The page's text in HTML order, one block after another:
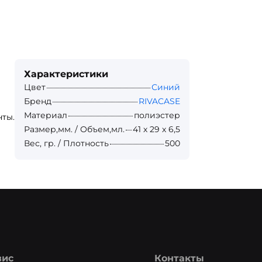
Характеристики
Цвет
Синий
Бренд
RIVACASE
Материал
полиэстер
Размер,мм. / Объем,мл.
41 х 29 х 6,5
Вес, гр. / Плотность
500
Контакты